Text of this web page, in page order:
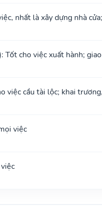
nhất là xây dựng nhà
Tốt cho việc xuất hành;
việc cầu tài lộc; khai
việc